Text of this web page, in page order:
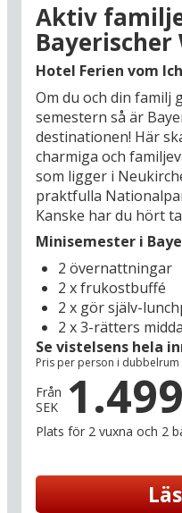
Aktiv
Bayerischer
Hotel Ferien vom Ich
Om du och din familj
semestern så är
destinationen! Här
charmiga och
som ligger i
praktfulla
Kanske har du hört
St. Englmar förut?
stora urval av
Vintermånaderna
skidåkning – både
längdskidåkning –
sin ljuvliga vårsol
brister drar folk på
plockar fram sina
vackra naturen. Och
kan du njuta av
swimmingpool och
de minsta.
Minisemester i
2 övernattningar
2 x frukostbuffé
2 x gör själv-
2 x 3-rätters
Se vistelsens hela
Pris per person i dubbelrum
Från
SEK
Plats för 2 vuxna och 2